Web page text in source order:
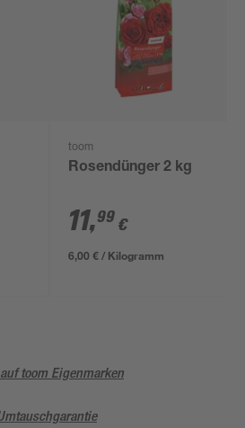
toom
Rosendünger 2 kg
11,99 €
6,00 € / Kilogramm
toom Eigenmarken